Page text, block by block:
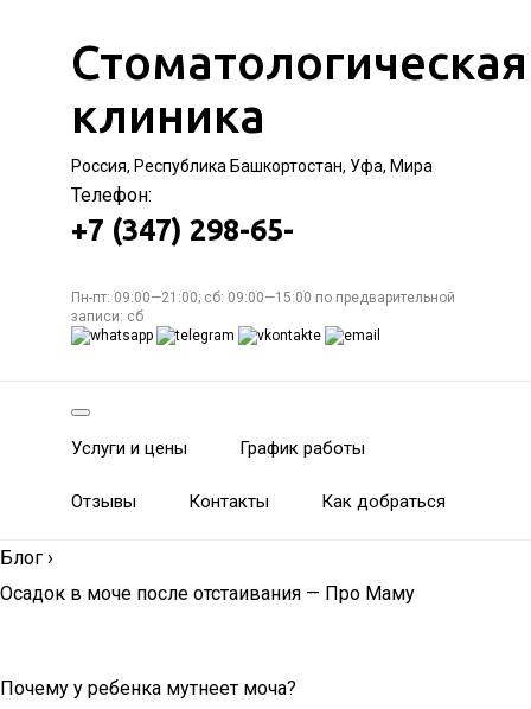
Стоматологическая
клиника
Россия, Республика Башкортостан, Уфа, Мира
Телефон:
+7 (347) 298-65-
Пн-пт: 09:00—21:00; сб: 09:00—15:00 по предварительной
записи: сб
Услуги и цены График работы
Отзывы Контакты Как добраться
Блог ›
Осадок в моче после отстаивания — Про Маму
Почему у ребенка мутнеет моча?